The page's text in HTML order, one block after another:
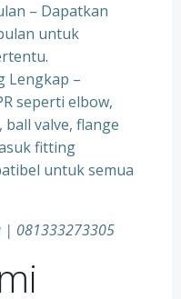
– Dapatkan
untuk
Lengkap –
seperti elbow,
valve, flange
fitting
untuk semua
| 081333273305